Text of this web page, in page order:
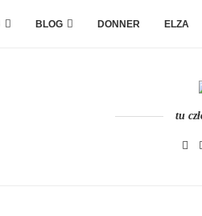
BLOG DONNER ELZA
tu